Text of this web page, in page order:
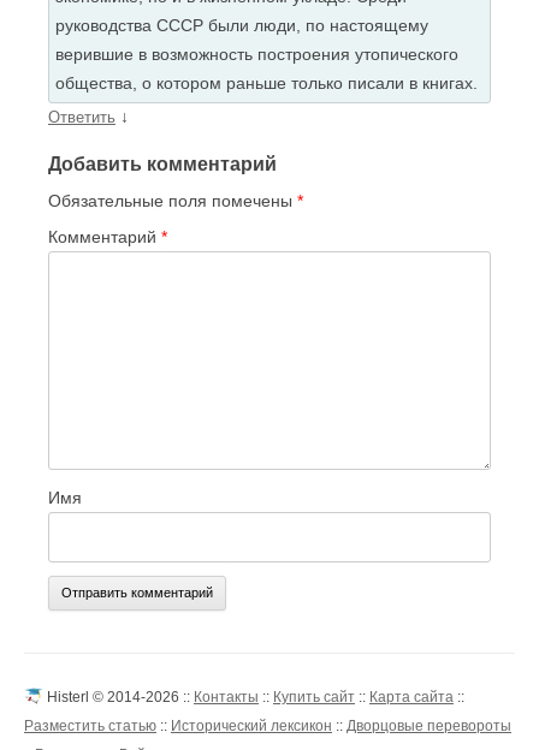
руководства СССР были люди, по настоящему
верившие в возможность построения утопического
общества, о котором раньше только писали в книгах.
Ответить ↓
Добавить комментарий
Обязательные поля помечены *
Комментарий *
Имя
Histerl © 2014-2026 :: Контакты :: Купить сайт :: Карта сайта ::
Разместить статью :: Исторический лексикон :: Дворцовые перевороты